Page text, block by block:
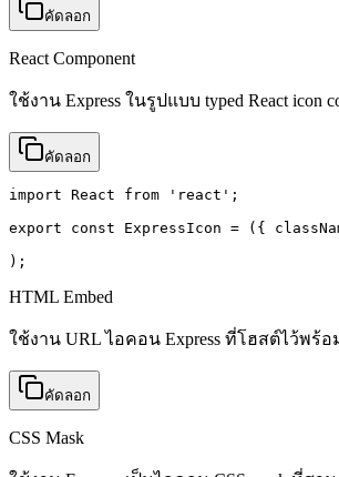
คัดลอก
React Component
ใช้งาน Express ในรูปแบบ typed React icon
คัดลอก
import React from 'react';
export const ExpressIcon = ({
);
HTML Embed
ใช้งาน URL ไอคอน Express ที่โฮสต์ไว้พร้
คัดลอก
CSS Mask